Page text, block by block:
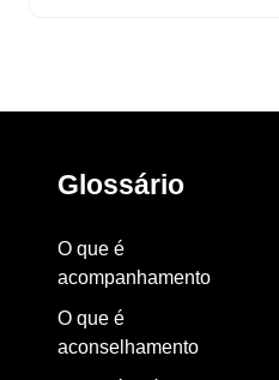
Glossário
O que é
acompanhamento
O que é
aconselhamento